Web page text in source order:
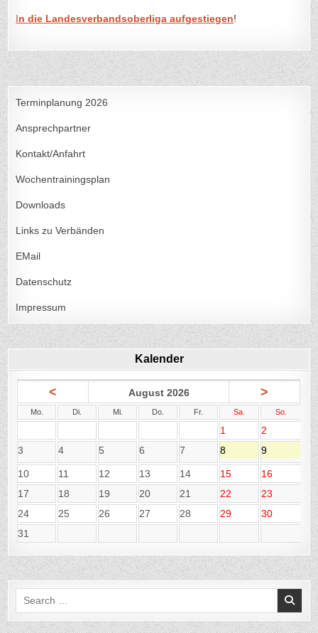
In die Landesverbandsoberliga aufgestiegen!
Terminplanung 2026
Ansprechpartner
Kontakt/Anfahrt
Wochentrainingsplan
Downloads
Links zu Verbänden
EMail
Datenschutz
Impressum
Kalender
< August 2026 >
Mo. Di. Mi. Do. Fr. Sa. So.
1
2
3
4 5 6 7 8 9
10 11 12 13 14 15
16
17
18 19 20 21 22
23
24
25 26 27 28 29
30
31
Search
for: